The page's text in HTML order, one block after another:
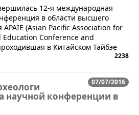
12-я международная
в области высшего
APAIE (Asian Pacific Association for
Conference and
в Китайском Тайбэе
2238
07/07/2016
научной конференции в